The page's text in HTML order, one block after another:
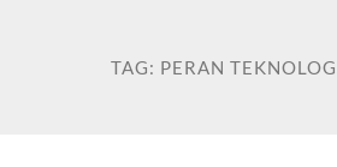
TAG: PERAN